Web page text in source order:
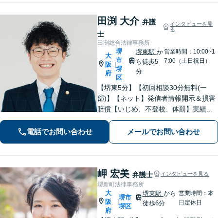
田渕 大介 弁護
士
インタビューを見
る
田渕総合法律事務所
大
阪
府
堺
市
堺
区
堺東駅 か
ら徒歩5
分
営業時間：10:00~1
7:00（土日祝日）
【堺東5分】【初回相談30分無料(一
部)】【ネット】発信者情報開示＆損害
賠償【いじめ、不登校、体罰】実績豊
富【離婚問題】不倫・離婚に注力／有
利な条件での慰謝料・離婚【労働問
題】ハラスメント事案の実績／裁判を
電話でお問い合わせ メールでお問い合わせ
岬 宏美 弁護士 インタビューを見る
堺新町法律事務所
大
阪
府
堺市
堺区
堺東駅 から
徒歩6分
営業時間：本
日定休日